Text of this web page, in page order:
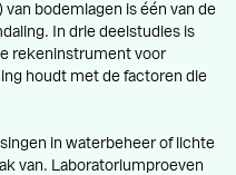
bodemlagen is één van de
In drie deelstudies is
rekeninstrument voor
houdt met de factoren die
in waterbeheer of lichte
van. Laboratoriumproeven